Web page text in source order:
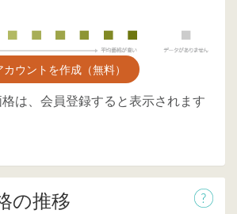
カウントを作成（無料）
は、会員登録すると表示されます
の推移